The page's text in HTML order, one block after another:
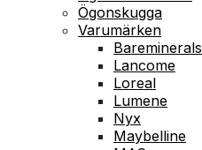
Ögonskugga
Varumärken
Bareminerals
Lancome
Loreal
Lumene
Nyx
Maybelline